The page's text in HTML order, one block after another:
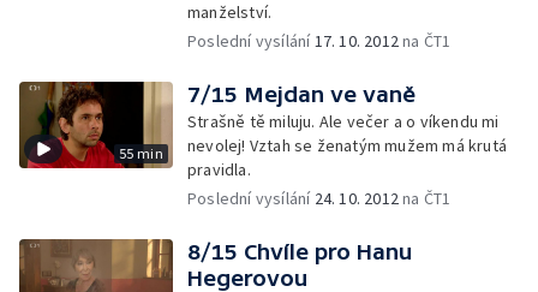
manželství.
Poslední vysílání17. 10. 2012na ČT1
55 min
7/15 Mejdan ve vaně
Strašně tě miluju. Ale večer a o víkendu mi
nevolej! Vztah se ženatým mužem má krutá
pravidla.
Poslední vysílání 24. 10. 2012na ČT1
8/15 Chvíle pro Hanu
Hegerovou